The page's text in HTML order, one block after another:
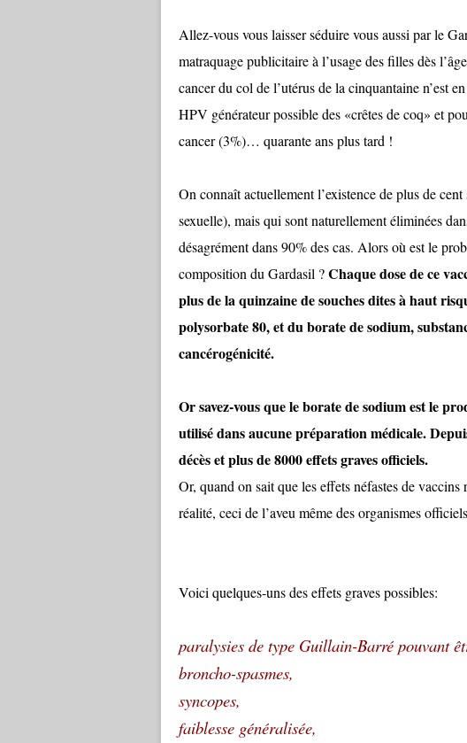
Allez-vous vous laisser séduire vous aussi par le
matraquage publicitaire à l’usage des filles dès
cancer du col de l’utérus de la cinquantaine n’est
HPV générateur possible des «crêtes de coq» et
cancer (3%)… quarante ans plus tard !
On connaît actuellement l’existence de plus de
sexuelle), mais qui sont naturellement éliminées
désagrément dans 90% des cas. Alors où est le
composition du Gardasil ?Chaque dose de ce
plus de la quinzaine de souches dites à haut
polysorbate 80, et du borate de sodium,
cancérogénicité.
Or savez-vous que le borate de sodium est le
utilisé dans aucune préparation médicale.
décès et plus de 8000 effets graves officiels.
Or, quand on sait que les effets néfastes de
réalité, ceci de l’aveu même des organismes
Voici quelques-uns des effets graves possibles:
paralysies de type Guillain-Barré pouvant
broncho-spasmes,
syncopes,
faiblesse généralisée,